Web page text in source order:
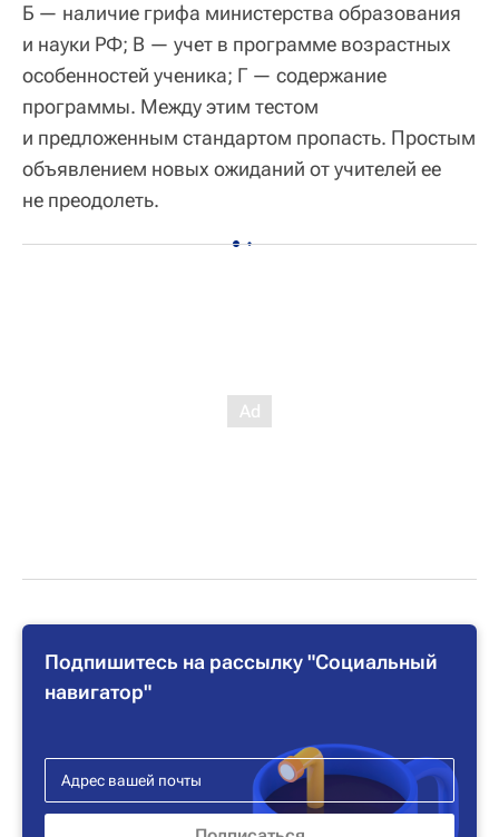
Б — наличие грифа министерства образования
и науки РФ; В — учет в программе возрастных
особенностей ученика; Г — содержание
программы. Между этим тестом
и предложенным стандартом пропасть. Простым
объявлением новых ожиданий от учителей ее
не преодолеть.
Подпишитесь на рассылку "Социальный
навигатор"